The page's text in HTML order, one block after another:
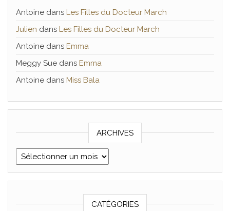
Antoine dans Les Filles du Docteur March
Julien dans Les Filles du Docteur March
Antoine dans Emma
Meggy Sue dans Emma
Antoine dans Miss Bala
ARCHIVES
Archives
CATÉGORIES